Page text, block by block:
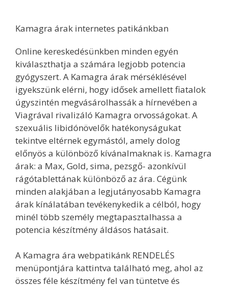
Kamagra árak internetes patikánkban
Online kereskedésünkben minden egyén
kiválaszthatja a számára legjobb potencia
gyógyszert. A Kamagra árak mérséklésével
igyekszünk elérni, hogy idősek amellett fiatalok
úgyszintén megvásárolhassák a hírnevében a
Viagrával rivalizáló Kamagra orvosságokat. A
szexuális libidónövelők hatékonyságukat
tekintve eltérnek egymástól, amely dolog
előnyös a különböző kívánalmaknak is. Kamagra
árak: a Max, Gold, sima, pezsgő- azonkívül
rágótablettának különböző az ára. Cégünk
minden alakjában a legjutányosabb Kamagra
árak kínálatában tevékenykedik a célból, hogy
minél több személy megtapasztalhassa a
potencia készítmény áldásos hatásait.
A Kamagra ára webpatikánk RENDELÉS
menüpontjára kattintva található meg, ahol az
összes féle készítmény fel van tüntetve és